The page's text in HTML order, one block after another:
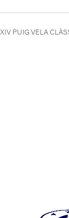
PUIG VELA